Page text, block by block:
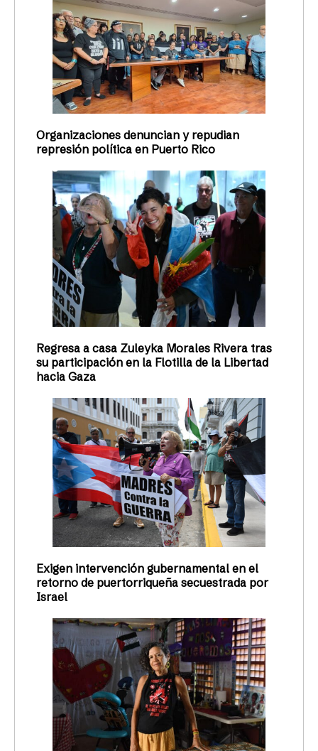
Organizaciones denuncian y repudian
represión política en Puerto Rico
Regresa a casa Zuleyka Morales Rivera tras
su participación en la Flotilla de la Libertad
hacia Gaza
Exigen intervención gubernamental en el
retorno de puertorriqueña secuestrada por
Israel